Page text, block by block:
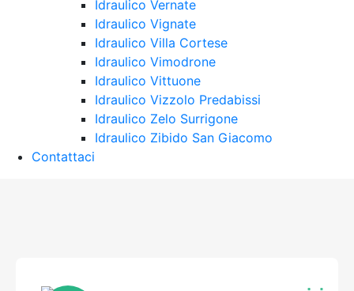
Idraulico Vernate
Idraulico Vignate
Idraulico Villa Cortese
Idraulico Vimodrone
Idraulico Vittuone
Idraulico Vizzolo Predabissi
Idraulico Zelo Surrigone
Idraulico Zibido San Giacomo
Contattaci